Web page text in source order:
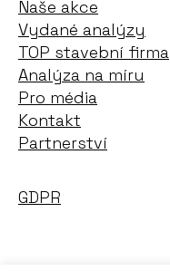
Naše akce
Vydané analýzy
TOP stavební firma
Analýza na míru
Pro média
Kontakt
Partnerství
GDPR